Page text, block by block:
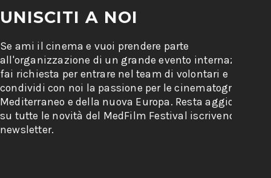
UNISCITI A NOI
Se ami il cinema e vuoi prendere parte
all'organizzazione di un grande evento internazionale,
fai richiesta per entrare nel team di volontari e
condividi con noi la passione per le cinematografie del
Mediterraneo e della nuova Europa. Resta aggiornato
su tutte le novità del MedFilm Festival iscrivendoti alla
newsletter.